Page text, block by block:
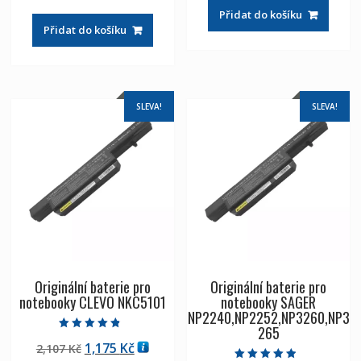
byla:
2,107 Kč
je:
1,175 Kč
Přidat do košíku
byla:
2,107 Kč
je:
1,175 Kč
Přidat do košíku
SLEVA!
Originální baterie pro
notebooky CLEVO NKC5101
4.50
z 5
2,107Kč Původní
1,175 KčAktuální
SLEVA!
Originální baterie pro
notebooky SAGER
NP2240,NP2252,NP3260,NP3
265